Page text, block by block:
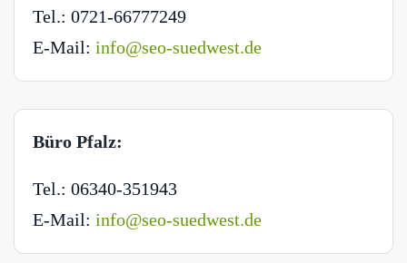
Tel.: 0721-66777249
E-Mail: info@seo-suedwest.de
Büro Pfalz:
Tel.: 06340-351943
E-Mail: info@seo-suedwest.de